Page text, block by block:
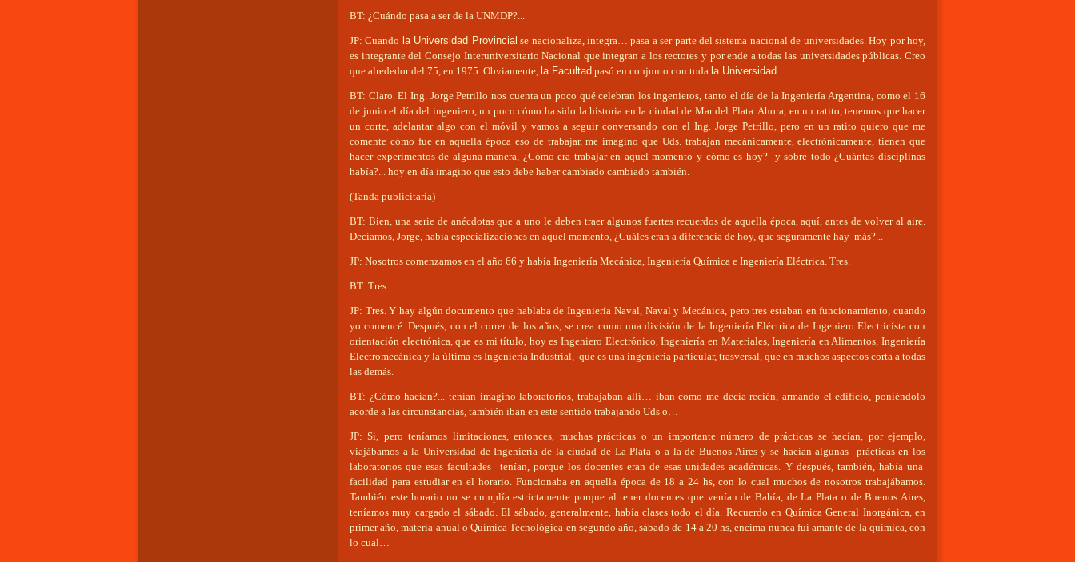
BT: ¿Cuándo pasa a ser de la UNMDP?...
JP: Cuando la Universidad Provincial se nacionaliza, integra… pasa a ser parte del sistema nacional de universidades. Hoy por hoy,
es integrante del Consejo Interuniversitario Nacional que integran a los rectores y por ende a todas las universidades públicas. Creo
que alrededor del 75, en 1975. Obviamente, la Facultad pasó en conjunto con toda la Universidad.
BT: Claro. El Ing. Jorge Petrillo nos cuenta un poco qué celebran los ingenieros, tanto el día de la Ingeniería Argentina, como el 16
de junio el día del ingeniero, un poco cómo ha sido la historia en la ciudad de Mar del Plata. Ahora, en un ratito, tenemos que hacer
un corte, adelantar algo con el móvil y vamos a seguir conversando con el Ing. Jorge Petrillo, pero en un ratito quiero que me
comente cómo fue en aquella época eso de trabajar, me imagino que Uds. trabajan mecánicamente, electrónicamente, tienen que
hacer experimentos de alguna manera, ¿Cómo era trabajar en aquel momento y cómo es hoy? y sobre todo ¿Cuántas disciplinas
había?... hoy en día imagino que esto debe haber cambiado cambiado también.
(Tanda publicitaria)
BT: Bien, una serie de anécdotas que a uno le deben traer algunos fuertes recuerdos de aquella época, aquí, antes de volver al aire.
Decíamos, Jorge, había especializaciones en aquel momento, ¿Cuáles eran a diferencia de hoy, que seguramente hay más?...
JP: Nosotros comenzamos en el año 66 y había Ingeniería Mecánica, Ingeniería Química e Ingeniería Eléctrica. Tres.
BT: Tres.
JP: Tres. Y hay algún documento que hablaba de Ingeniería Naval, Naval y Mecánica, pero tres estaban en funcionamiento, cuando
yo comencé. Después, con el correr de los años, se crea como una división de la Ingeniería Eléctrica de Ingeniero Electricista con
orientación electrónica, que es mi título, hoy es Ingeniero Electrónico, Ingeniería en Materiales, Ingeniería en Alimentos, Ingeniería
Electromecánica y la última es Ingeniería Industrial, que es una ingeniería particular, trasversal, que en muchos aspectos corta a todas
las demás.
BT: ¿Cómo hacían?... tenían imagino laboratorios, trabajaban allí… iban como me decía recién, armando el edificio, poniéndolo
acorde a las circunstancias, también iban en este sentido trabajando Uds o…
JP: Si, pero teníamos limitaciones, entonces, muchas prácticas o un importante número de prácticas se hacían, por ejemplo,
viajábamos a la Universidad de Ingeniería de la ciudad de La Plata o a la de Buenos Aires y se hacían algunas prácticas en los
laboratorios que esas facultades tenían, porque los docentes eran de esas unidades académicas. Y después, también, había una
facilidad para estudiar en el horario. Funcionaba en aquella época de 18 a 24 hs, con lo cual muchos de nosotros trabajábamos.
También este horario no se cumplía estrictamente porque al tener docentes que venían de Bahía, de La Plata o de Buenos Aires,
teníamos muy cargado el sábado. El sábado, generalmente, había clases todo el día. Recuerdo en Química General Inorgánica, en
primer año, materia anual o Química Tecnológica en segundo año, sábado de 14 a 20 hs, encima nunca fui amante de la química, con
lo cual…